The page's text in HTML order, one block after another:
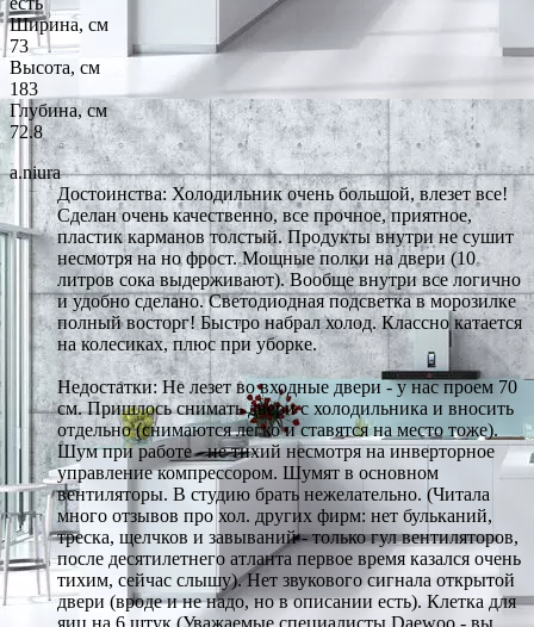
Ширина, см
73
Высота, см
183
Глубина, см
72.8
a.niura
Достоинства: Холодильник очень большой, влезет все!
Сделан очень качественно, все прочное, приятное,
пластик карманов толстый. Продукты внутри не сушит
несмотря на но фрост. Мощные полки на двери (10
литров сока выдерживают). Вообще внутри все логично
и удобно сделано. Светодиодная подсветка в морозилке
полный восторг! Быстро набрал холод. Классно катается
на колесиках, плюс при уборке.
Недостатки: Не лезет во входные двери - у нас проем 70
см. Пришлось снимать двери с холодильника и вносить
отдельно (снимаются легко и ставятся на место тоже).
Шум при работе - не тихий несмотря на инверторное
управление компрессором. Шумят в основном
вентиляторы. В студию брать нежелательно. (Читала
много отзывов про хол. других фирм: нет бульканий,
треска, щелчков и завываний - только гул вентиляторов,
после десятилетнего атланта первое время казался очень
тихим, сейчас слышу). Нет звукового сигнала открытой
двери (вроде и не надо, но в описании есть). Клетка для
яиц на 6 штук (Уважаемые специалисты Daewoo - вы